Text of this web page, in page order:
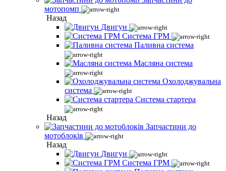
мотопомп
Назад
Двигун
Система ГРМ
Паливна система
Масляна система
Охолоджувальна
система
Система стартера
Назад
Запчастини до
мотоблоків
Назад
Двигун
Система ГРМ